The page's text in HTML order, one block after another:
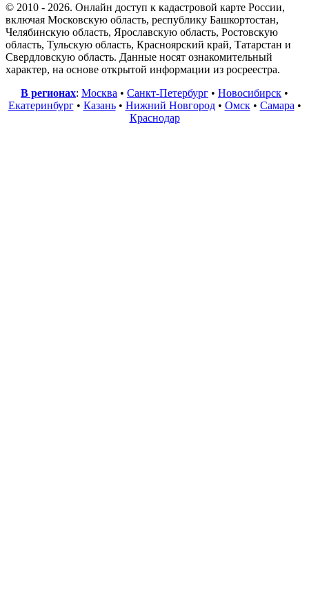
© 2010 - 2026. Онлайн доступ к кадастровой карте России,
включая Московскую область, республику Башкортостан,
Челябинскую область, Ярославскую область, Ростовскую
область, Тульскую область, Красноярский край, Татарстан и
Свердловскую область. Данные носят ознакомительный
характер, на основе открытой информации из росреестра.
В регионах: Москва • Санкт-Петербург • Новосибирск •
Екатеринбург• Казань• Нижний Новгород• Омск• Самара •
Краснодар